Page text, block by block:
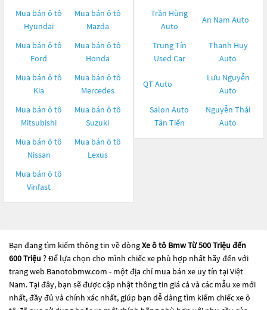
Mua bán ô tô
Hyundai
Mua bán ô tô
Mazda
Mua bán ô tô
Ford
Mua bán ô tô
Honda
Mua bán ô tô
Kia
Mua bán ô tô
Mercedes
Mua bán ô tô
Mitsubishi
Mua bán ô tô
Suzuki
Mua bán ô tô
Nissan
Mua bán ô tô
Lexus
Mua bán ô tô
Vinfast
Trần Hùng
Auto
An Nam Auto
Trung Tín
Used Car
Thanh Huy
Auto
QT Auto
Lưu Nguyễn
Auto
Salon Auto
Tân Tiến
Nguyễn Thái
Auto
Bạn đang tìm kiếm thông tin về dòngXe ô tô Bmw Từ 500 Triệu đến
600 Triệu ? Để lựa chọn cho mình chiếc xe phù hợp nhất hãy đến với
trang web Banotobmw.com - một địa chỉ mua bán xe uy tín tại Việt
Nam. Tại đây, bạn sẽ được cập nhật thông tin giá cả và các mẫu xe mới
nhất, đầy đủ và chính xác nhất, giúp bạn dễ dàng tìm kiếm chiếc xe ô